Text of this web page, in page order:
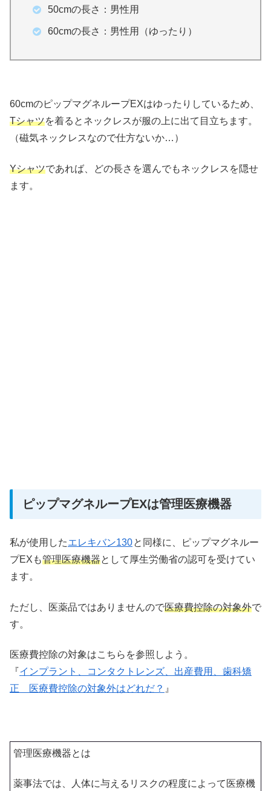
50cmの長さ：男性用
60cmの長さ：男性用（ゆったり）
60cmのピップマグネループEXはゆったりしているため、
Tシャツを着るとネックレスが服の上に出て目立ちます。
（磁気ネックレスなので仕方ないか…）
Yシャツであれば、どの長さを選んでもネックレスを隠せ
ます。
ピップマグネループEXは管理医療機器
私が使用したエレキバン130と同様に、ピップマグネルー
プEXも管理医療機器として厚生労働省の認可を受けてい
ます。
ただし、医薬品ではありませんので医療費控除の対象外で
す。
医療費控除の対象はこちらを参照しよう。
『インプラント、コンタクトレンズ、出産費用、歯科矯
正 医療費控除の対象外はどれだ？ 』
管理医療機器とは
薬事法では、人体に与えるリスクの程度によって医療機